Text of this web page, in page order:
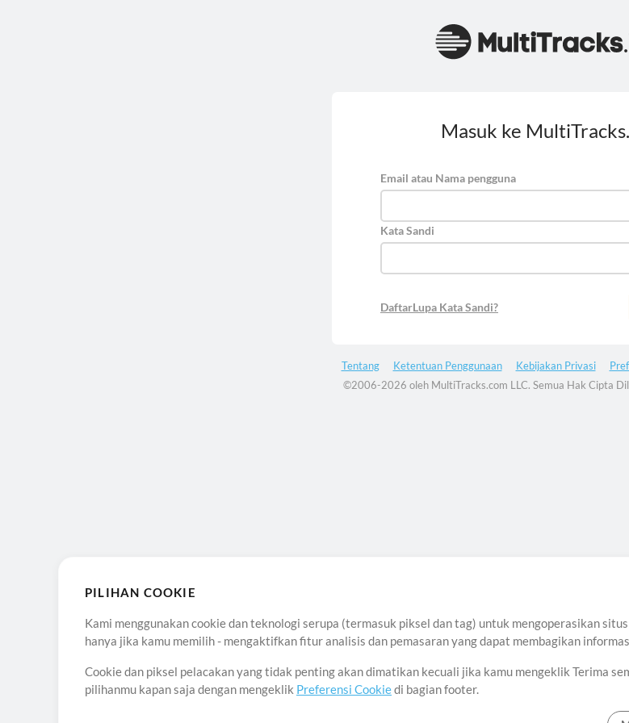
PILIHAN COOKIE
Kami menggunakan cookie dan teknologi serupa (termasuk piksel dan tag) untuk mengoperasikan
hanya jika kamu memilih - mengaktifkan fitur analisis dan pemasaran yang dapat membagikan
Cookie dan piksel pelacakan yang tidak penting akan dimatikan kecuali jika kamu mengeklik Terima
pilihanmu kapan saja dengan mengeklik Preferensi Cookiedi bagian footer.
Masuk ke
Email atau Nama pengguna
Kata Sandi
DaftarLupa Kata Sandi?
Tentang Ketentuan Penggunaan Kebijakan Privasi
©2006-2026 oleh MultiTracks.com LLC. Semua Hak Cipta